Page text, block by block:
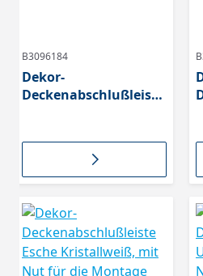
B3096184
Dekor-
Deckenabschlußleiste
Montage mit
Befestigungsclips